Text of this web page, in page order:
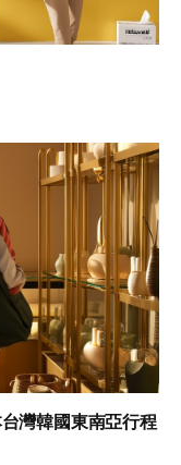
灣韓國東南亞行程